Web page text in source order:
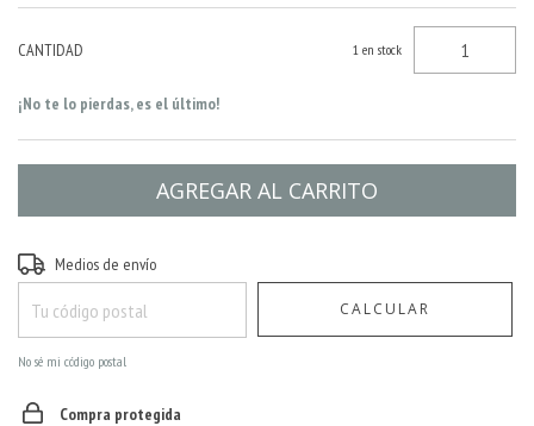
CANTIDAD 1 en stock
¡No te lo pierdas, es el último!
Entregas para el CP:
Medios de envío
CALCULAR
No sé mi código postal
Compra protegida